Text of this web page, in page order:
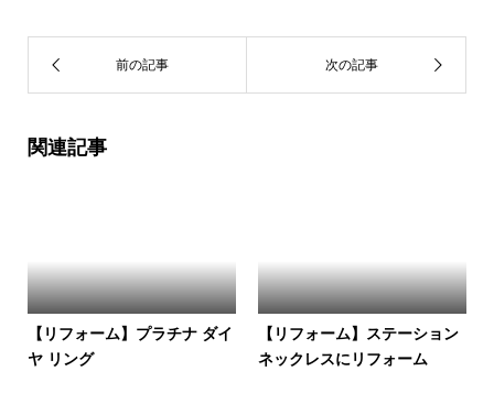
関連記事
【リフォーム】プラチナ ダイ
ヤ リング
【リフォーム】ステーション
ネックレスにリフォーム